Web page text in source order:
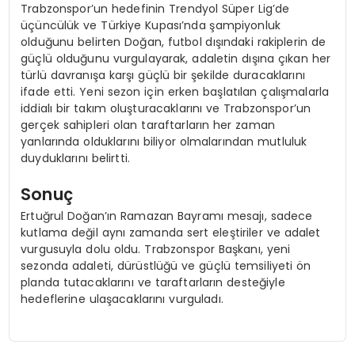
Trabzonspor’un hedefinin Trendyol Süper Lig’de
üçüncülük ve Türkiye Kupası’nda şampiyonluk
olduğunu belirten Doğan, futbol dışındaki rakiplerin de
güçlü olduğunu vurgulayarak, adaletin dışına çıkan her
türlü davranışa karşı güçlü bir şekilde duracaklarını
ifade etti. Yeni sezon için erken başlatılan çalışmalarla
iddialı bir takım oluşturacaklarını ve Trabzonspor’un
gerçek sahipleri olan taraftarların her zaman
yanlarında olduklarını biliyor olmalarından mutluluk
duyduklarını belirtti.
Sonuç
Ertuğrul Doğan’ın Ramazan Bayramı mesajı, sadece
kutlama değil aynı zamanda sert eleştiriler ve adalet
vurgusuyla dolu oldu. Trabzonspor Başkanı, yeni
sezonda adaleti, dürüstlüğü ve güçlü temsiliyeti ön
planda tutacaklarını ve taraftarların desteğiyle
hedeflerine ulaşacaklarını vurguladı.